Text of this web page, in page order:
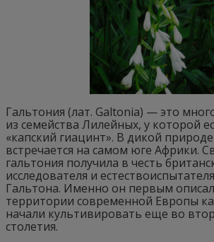
Гальтония (лат. Galtonia) — это
из семейства Лилейных, у которой
«капский гиацинт». В дикой
встречается на самом юге Африки.
гальтония получила в честь
исследователя и
Гальтона. Именно он первым
территории современной Европы
начали культивировать еще во
столетия.